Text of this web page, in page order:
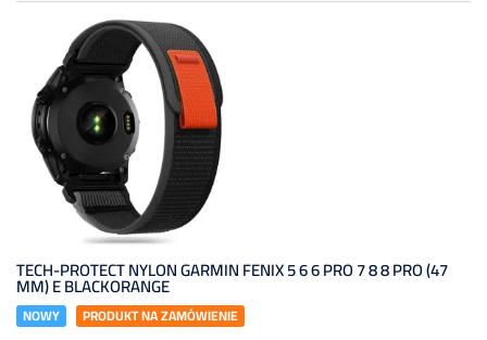
TECH-PROTECT NYLON GARMIN FENIX 5 6 6 PRO 7 8 8 PRO (47
MM) E BLACKORANGE
NOWY PRODUKT NA ZAMÓWIENIE